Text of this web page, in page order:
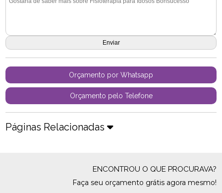
Orçamento por Whatsapp
Orçamento pelo Telefone
Páginas Relacionadas
ENCONTROU O QUE PROCURAVA?
Faça seu orçamento grátis agora mesmo!